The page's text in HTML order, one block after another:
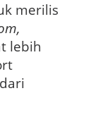
merilis
lebih